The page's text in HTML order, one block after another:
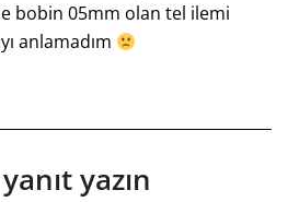
bobin 05mm olan tel ilemi
anlamadım
yazın